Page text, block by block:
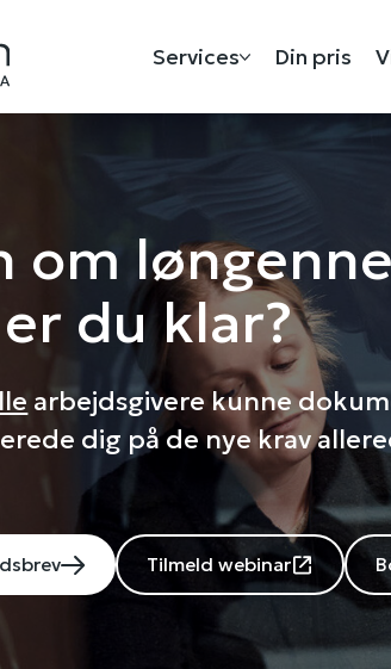
Services Din pris
om
du klar?
arbejdsgivere kunne
dig på de nye krav
Tilmeld webinar